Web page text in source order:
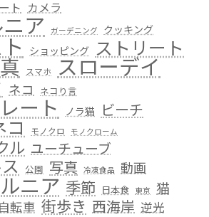
ト カメラ
ア ガーデニング クッキング
ショッピング ストリート
スマホ スローデイ
ネコ ネコり言
ート ノラ猫 ビーチ
コ モノクロ モノクローム
ル ユーチューブ
公園 写真 冷凍食品 動画
ニア 季節 日本食 東京 猫
自転車 街歩き 西海岸 逆光